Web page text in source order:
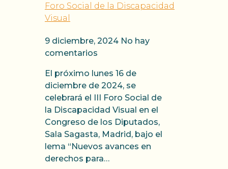
Foro Social de la Discapacidad
Visual
9 diciembre, 2024 No hay
comentarios
El próximo lunes 16 de
diciembre de 2024, se
celebrará el III Foro Social de
la Discapacidad Visual en el
Congreso de los Diputados,
Sala Sagasta, Madrid, bajo el
lema “Nuevos avances en
derechos para…